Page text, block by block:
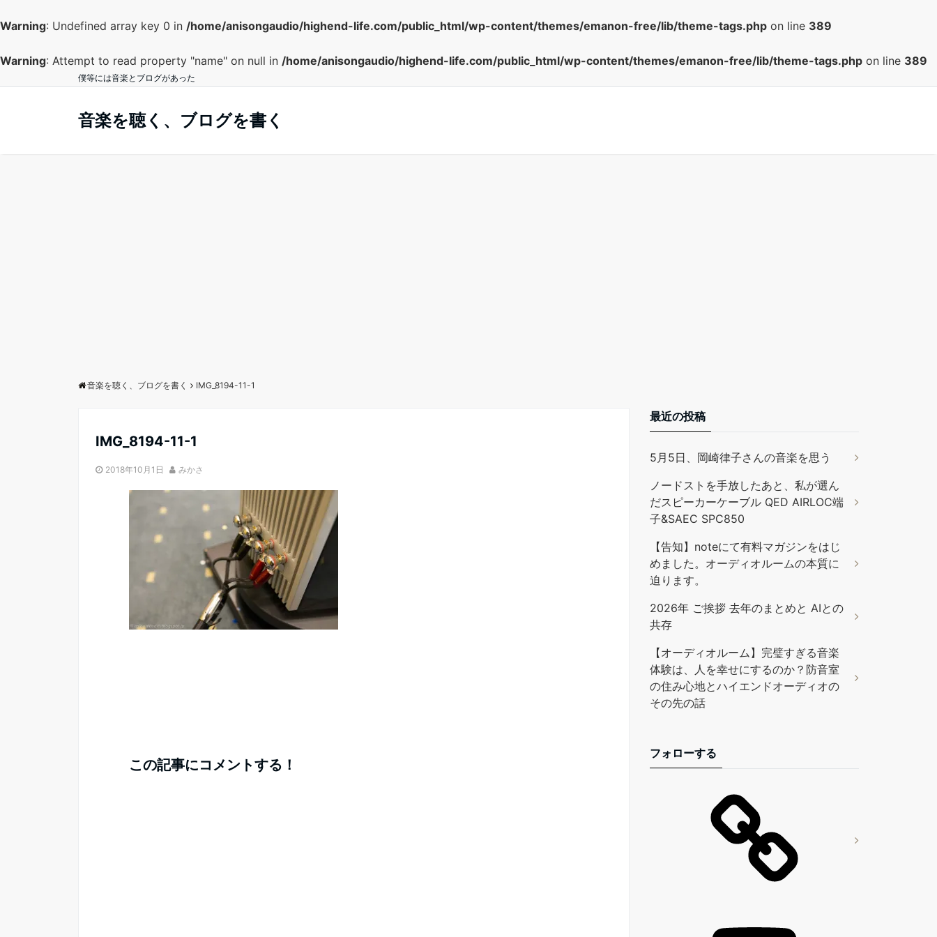
Warning: Undefined array key 0 in /home/anisongaudio/highend-life.com/public_html/wp-content/themes/emanon-free/lib/theme-tags.php on line 389
Warning: Attempt to read property "name" on null in /home/anisongaudio/highend-life.com/public_html/wp-content/themes/emanon-free/lib/theme-tags.php on line 389
僕等には音楽とブログがあった
音楽を聴く、ブログを書く
音楽を聴く、ブログを書く IMG_8194-11-1
IMG_8194-11-1
2018年10月1日 みかさ
この記事にコメントする！
最近の投稿
5月5日、岡崎律子さんの音楽を思う
ノードストを手放したあと、私が選ん
だスピーカーケーブル QED AIRLOC端
子&SAEC SPC850
【告知】noteにて有料マガジンをはじ
めました。オーディオルームの本質に
迫ります。
2026年 ご挨拶 去年のまとめと AIとの
共存
【オーディオルーム】完璧すぎる音楽
体験は、人を幸せにするのか？防音室
の住み心地とハイエンドオーディオの
その先の話
フォローする